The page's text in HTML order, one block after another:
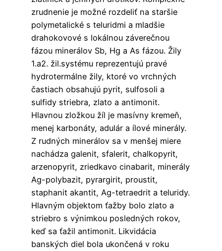
zrudnenie je možné rozdeliť na staršie
polymetalické s teluridmi a mladšie
drahokovové s lokálnou záverečnou
fázou minerálov Sb, Hg a As fázou. Žily
1.a2. žil.systému reprezentujú pravé
hydrotermálne žily, ktoré vo vrchných
častiach obsahujú pyrit, sulfosoli a
sulfidy striebra, zlato a antimonit.
Hlavnou zložkou žíl je masívny kremeň,
menej karbonáty, adulár a ílové minerály.
Z rudných minerálov sa v menšej miere
nachádza galenit, sfalerit, chalkopyrit,
arzenopyrit, zriedkavo cinabarit, minerály
Ag-polybazit, pyrargirit, proustit,
staphanit akantit, Ag-tetraedrit a teluridy.
Hlavným objektom ťažby bolo zlato a
striebro s výnimkou posledných rokov,
keď sa ťažil antimonit. Likvidácia
banských diel bola ukončená v roku